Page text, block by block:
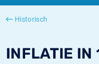
Historisch
INFLATIE IN
SONIA
Amerikaanse inflatie - CPI
TONAR historie